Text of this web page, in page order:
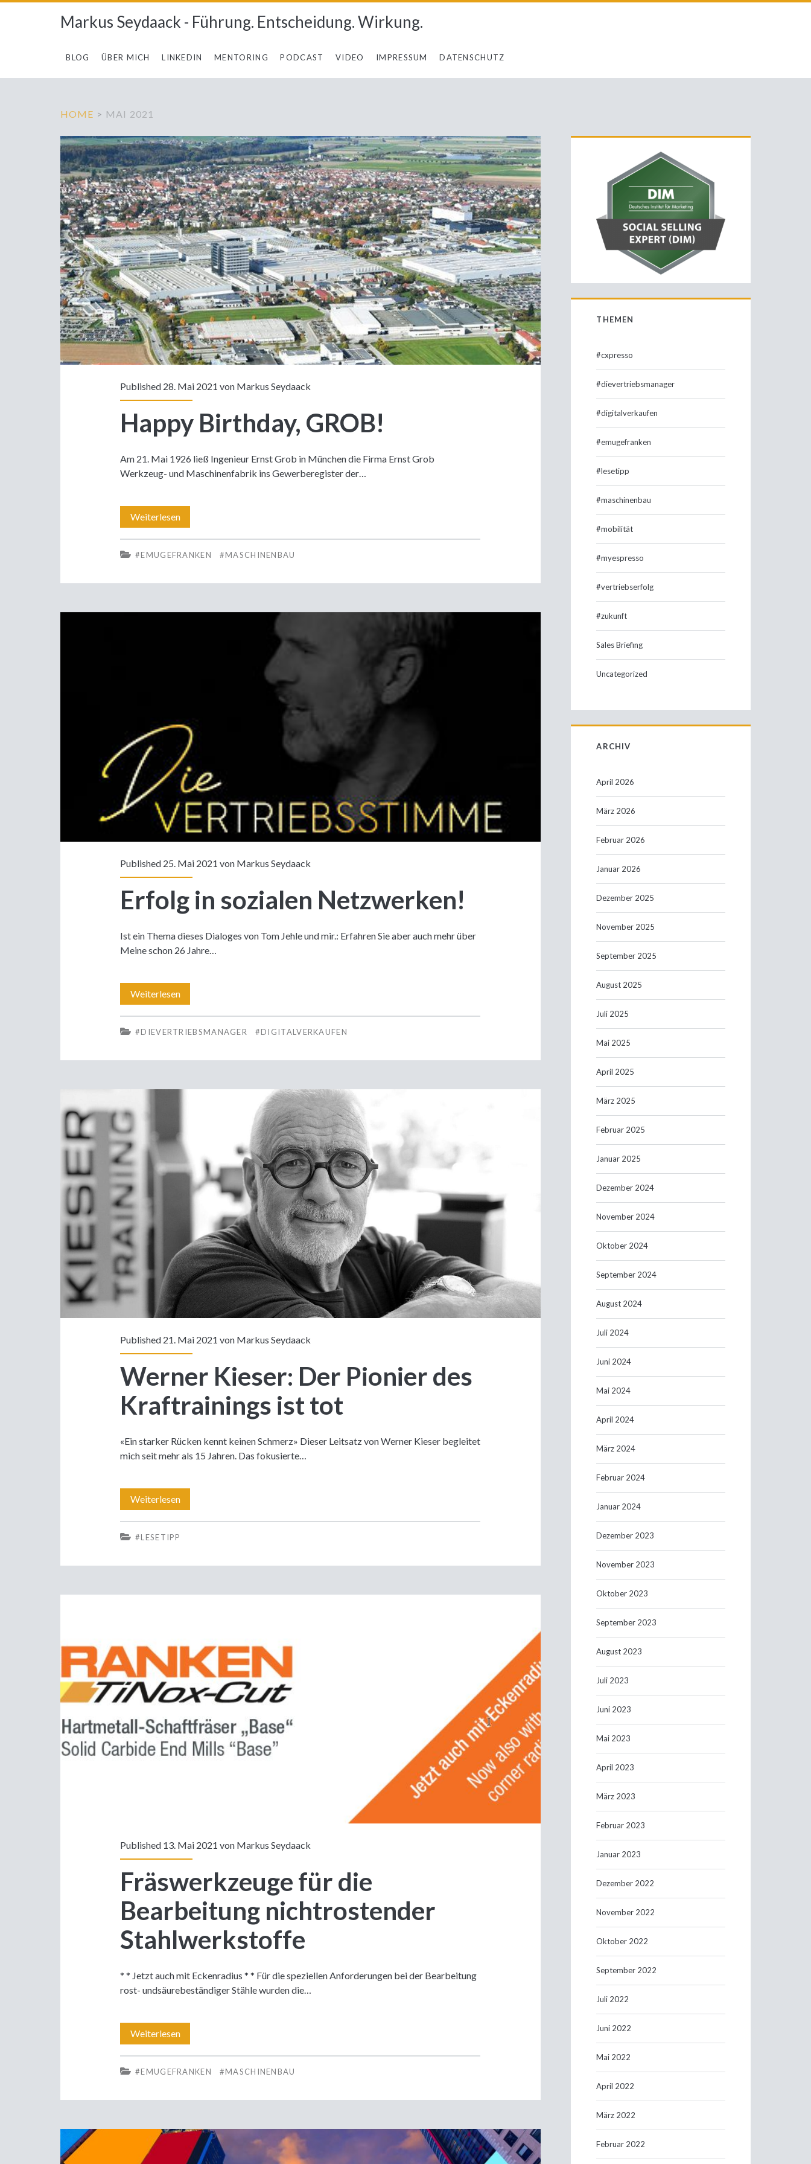
Markus Seydaack - Führung. Entscheidung. Wirkung.
BLOG ÜBER MICH LINKEDIN MENTORING PODCAST VIDEO IMPRESSUM DATENSCHUTZ
HOME > MAI 2021
Monat:
<span>Mai
2021</span>
Published 28. Mai 2021 von Markus Seydaack
Happy Birthday, GROB!
Am 21. Mai 1926 ließ Ingenieur Ernst Grob in München die Firma Ernst Grob
Werkzeug- und Maschinenfabrik ins Gewerberegister der…
WeiterlesenHappy
Birthday,
GROB!
#EMUGEFRANKEN #MASCHINENBAU
Published 25. Mai 2021 von Markus Seydaack
Erfolg in sozialen Netzwerken!
Ist ein Thema dieses Dialoges von Tom Jehle und mir.: Erfahren Sie aber auch mehr über
Meine schon 26 Jahre…
WeiterlesenErfolg
in
sozialen
Netzwerken!
#DIEVERTRIEBSMANAGER #DIGITALVERKAUFEN
Published 21. Mai 2021 von Markus Seydaack
Werner Kieser: Der Pionier des
Kraftrainings ist tot
«Ein starker Rücken kennt keinen Schmerz» Dieser Leitsatz von Werner Kieser begleitet
mich seit mehr als 15 Jahren. Das fokusierte…
WeiterlesenWerner
Kieser:
Pionier
tot
#LESETIPP
Published 13. Mai 2021 von Markus Seydaack
Fräswerkzeuge für die
Bearbeitung nichtrostender
Stahlwerkstoffe
* * Jetzt auch mit Eckenradius * * Für die speziellen Anforderungen bei der Bearbeitung
rost- undsäurebeständiger Stähle wurden die…
WeiterlesenFräswerkzeuge
für
die
Bearbeitung
Stahlwerkstoffe
#EMUGEFRANKEN #MASCHINENBAU
Primäre
Sidebar
THEMEN
#cxpresso
#dievertriebsmanager
#digitalverkaufen
#emugefranken
#lesetipp
#maschinenbau
#mobilität
#myespresso
#vertriebserfolg
#zukunft
Sales Briefing
Uncategorized
ARCHIV
April 2026
März 2026
Februar 2026
Januar 2026
Dezember 2025
November 2025
September 2025
August 2025
Juli 2025
Mai 2025
April 2025
März 2025
Februar 2025
Januar 2025
Dezember 2024
November 2024
Oktober 2024
September 2024
August 2024
Juli 2024
Juni 2024
Mai 2024
April 2024
März 2024
Februar 2024
Januar 2024
Dezember 2023
November 2023
Oktober 2023
September 2023
August 2023
Juli 2023
Juni 2023
Mai 2023
April 2023
März 2023
Februar 2023
Januar 2023
Dezember 2022
November 2022
Oktober 2022
September 2022
Juli 2022
Juni 2022
Mai 2022
April 2022
März 2022
Februar 2022